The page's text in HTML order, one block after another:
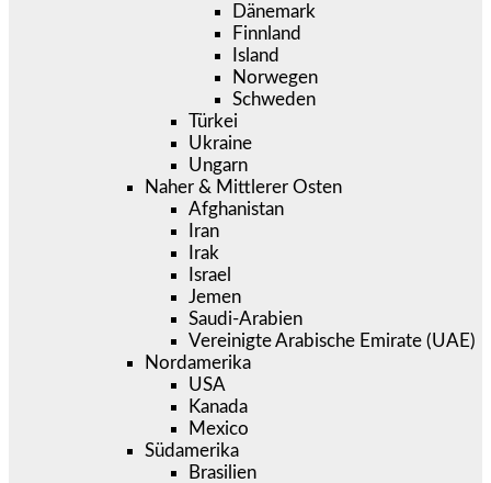
Dänemark
Finnland
Island
Norwegen
Schweden
Türkei
Ukraine
Ungarn
Naher & Mittlerer Osten
Afghanistan
Iran
Irak
Israel
Jemen
Saudi-Arabien
Vereinigte Arabische Emirate (UAE)
Nordamerika
USA
Kanada
Mexico
Südamerika
Brasilien